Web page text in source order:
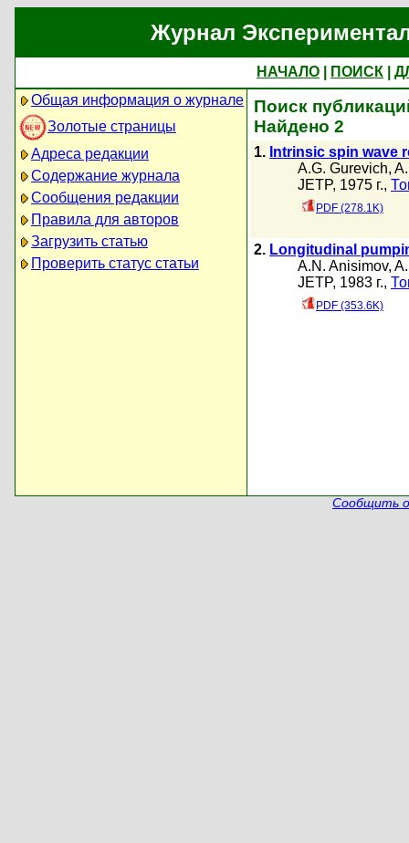
Журнал
НАЧАЛО ПОИСК
Общая информация о журнале
Золотые страницы
Адреса редакции
Содержание журнала
Сообщения редакции
Правила для авторов
Загрузить статью
Проверить статус статьи
Поиск
Найдено 2
1. Intrinsic spin wave
A.G. Gurevich,
JETP, 1975 г.,
PDF (278.1K)
2. Longitudinal
A.N. Anisimov,
JETP, 1983 г.,
PDF (353.6K)
Сообщить о